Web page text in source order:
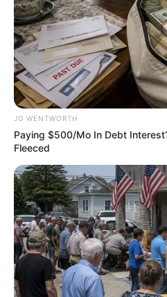
'The OC' Cast Then And
Years Later?
BRAINBERRIES
JG WENTWORTH
Paying $500/Mo In Debt
Fleeced